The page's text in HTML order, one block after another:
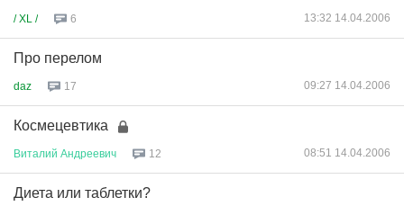
/ XL / 6 13:32 14.04.2006
Про перелом
daz 17 09:27 14.04.2006
Космецевтика
Виталий Андреевич 12 08:51 14.04.2006
Диета или таблетки?